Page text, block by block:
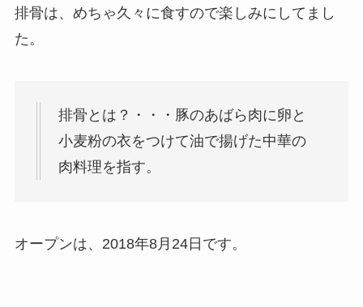
排骨は、めちゃ久々に食すので楽しみにしてまし
た。
排骨とは？・・・豚のあばら肉に卵と
小麦粉の衣をつけて油で揚げた中華の
肉料理を指す。
オープンは、2018年8月24日です。